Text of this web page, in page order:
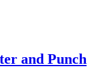
and Punch